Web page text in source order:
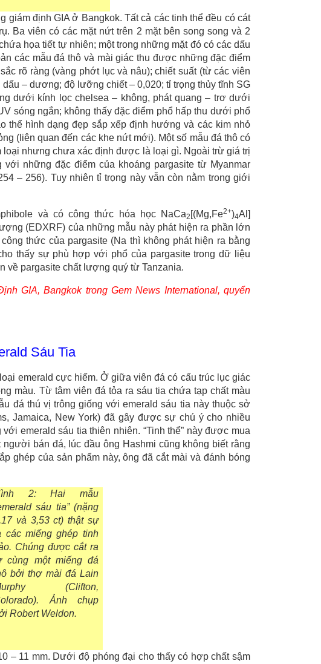
giám định GIA ở Bangkok.Tất cả các tinh thể đều có cát
Ba viên có các mặt nứt trên 2 mặt bên song song và 2
họa tiết tự nhiên; một trong những mặt đó có các dấu
các mẫu đá thô và mài giác thu được những đặc điểm
rõ ràng (vàng phớt lục và nâu); chiết suất (từ các viên
dấu – dương; độ lưỡng chiết – 0,020; tỉ trọng thủy tĩnh SG
dưới kính lọc chelsea – không, phát quang – trơ dưới
sóng ngắn; không thấy đặc điểm phổ hấp thu dưới phổ
thể hình dạng đẹp sắp xếp định hướng và các kim nhỏ
(liên quan đến các khe nứt mới). Một số mẫu đá thô có
nhưng chưa xác định được là loại gì. Ngoài trừ giá trị
những đặc điểm của khoáng pargasite từ Myanmar
– 256). Tuy nhiên tỉ trọng này vẫn còn nằm trong giới
và có công thức hóa học NaCa2 [(Mg,Fe2+)4Al]
(EDXRF) của những mẫu này phát hiện ra phần lớn
thức của pargasite (Na thì không phát hiện ra bằng
thấy sự phù hợp với phổ của pargasite trong dữ liệu
về pargasite chất lượng quý từ Tanzania.
GIA, Bangkok trong Gem News International, quyển
Sáu Tia
emerald cực hiếm. Ở giữa viên đá có cấu trúc lục giác
màu. Từ tâm viên đá tỏa ra sáu tia chứa tạp chất màu
đá thú vị trông giống với emerald sáu tia này thuộc sở
Jamaica, New York) đã gây được sự chú ý cho nhiều
emerald sáu tia thiên nhiên. “Tinh thể” này được mua
bán đá, lúc đầu ông Hashmi cũng không biết rằng
ghép của sản phẩm này, ông đã cắt mài và đánh bóng
2: Hai mẫu
sáu tia” (nặng
và 3,53 ct) thật sự
các miếng ghép tinh
Chúng được cắt ra
cùng một miếng đá
bởi thợ mài đá Lain
(Clifton,
Ảnh chụp
Robert Weldon.
– 11 mm. Dưới độ phóng đại cho thấy có hợp chất sậm